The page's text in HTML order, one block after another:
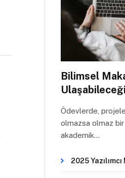
Bilimsel
Ödevlerde,
olmazsa olmaz
akademik…
2025